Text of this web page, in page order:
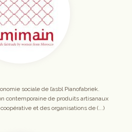
sociale de l’asbl Pianofabriek.
contemporaine de produits artisanaux
et des organisations de (...)